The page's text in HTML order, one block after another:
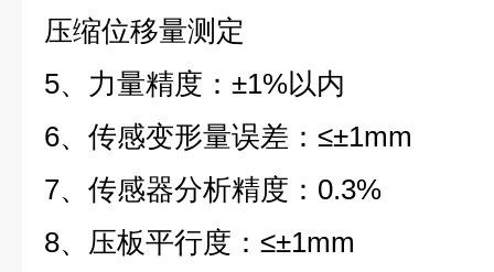
压缩位移量测定
5、力量精度：±1%以内
6、传感变形量误差：≤±1mm
7、传感器分析精度：0.3%
8、压板平行度：≤±1mm